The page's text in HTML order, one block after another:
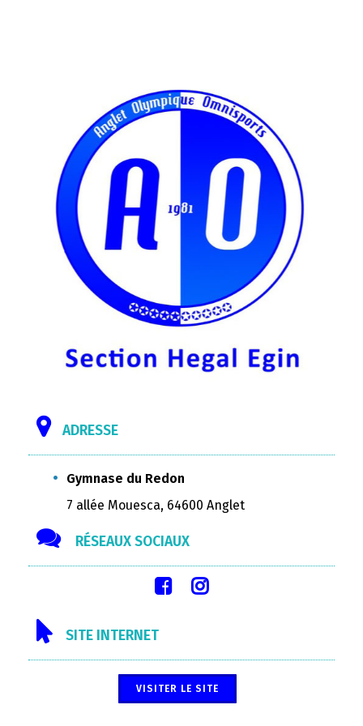
ADRESSE
Gymnase du Redon
7 allée Mouesca, 64600 Anglet
RÉSEAUX SOCIAUX
SITE INTERNET
VISITER LE SITE